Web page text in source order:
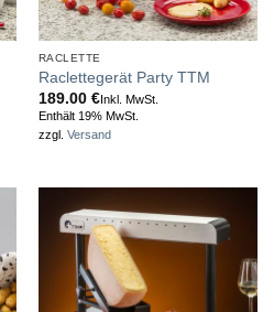
RACLETTE
Raclettegerät Party TTM
189.00 €Inkl. MwSt.
Enthält 19% MwSt.
zzgl. Versand